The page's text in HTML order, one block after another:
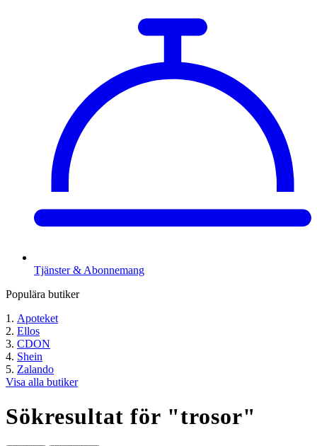
Tjänster & Abonnemang
Populära butiker
Apoteket
Ellos
CDON
Shein
Zalando
Visa alla butiker
Sökresultat för "trosor"